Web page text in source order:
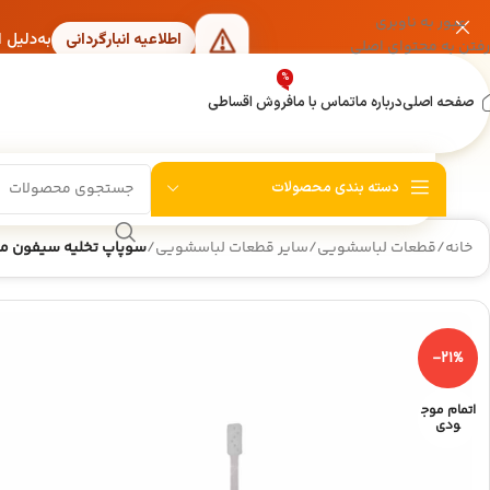
عبور به ناوبری
رفتن به محتوای اصلی
اطلاعیه انبارگردانی
صفحه اصلیدرباره ماتماس با مافروش اقساطی
%
دسته بندی محصولات
خانه/قطعات لباسشویی/سایر قطعات لباسشویی/سوپاپ تخلیه سیفون
-21%
اتمام موج
ودی